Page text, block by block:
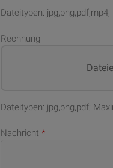
Dateitypen:
Rechnung
Dateitypen: jpg,png,pdf;
Nachricht *